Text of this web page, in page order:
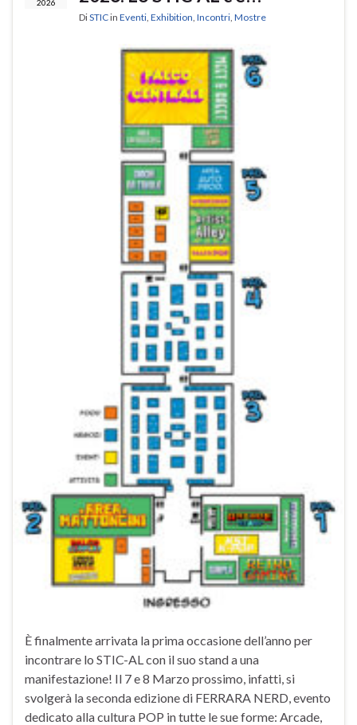
2026
DiSTICin Eventi Exhibition Incontri Mostre
È finalmente arrivata la prima occasione dell’anno per
incontrare lo STIC-AL con il suo stand a una
manifestazione! Il 7 e 8 Marzo prossimo, infatti, si
svolgerà la seconda edizione di FERRARA NERD, evento
dedicato alla cultura POP in tutte le sue forme: Arcade,